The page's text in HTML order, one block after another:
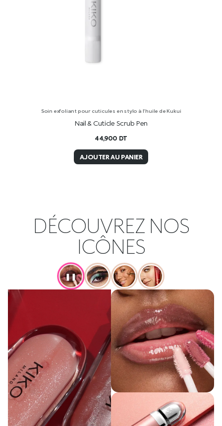
Soin exfoliant pour cuticules en stylo à l’huile de Kukui
Nail & Cuticle Scrub Pen
44,900 DT
AJOUTER AU PANIER
DÉCOUVREZ NOS
ICÔNES
❚❚